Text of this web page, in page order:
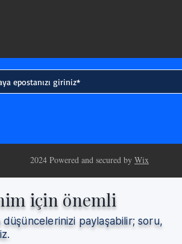
2024 Powered and secured by Wix
için önemli
düşüncelerinizi paylaşabilir; soru,